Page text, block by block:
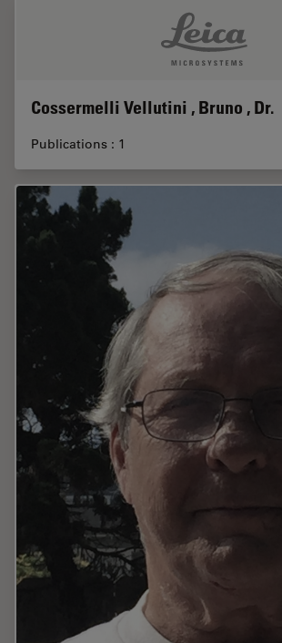
Cossermelli Vellutini , Bruno , Dr.
Publications : 1